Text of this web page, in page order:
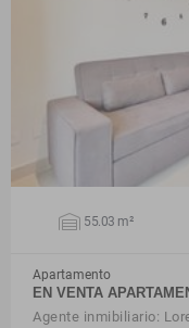
55.03 m²
Apartamento
EN VENTA
Agente inmibiliario: